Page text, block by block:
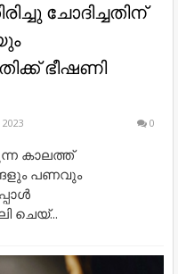
ചോദിച്ചതിന്
ഭീഷണി
0
കാലത്ത്
പണവും
ചെയ്...